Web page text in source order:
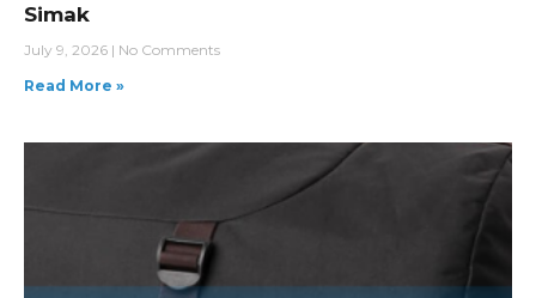
Simak
July 9, 2026
No Comments
Read More »